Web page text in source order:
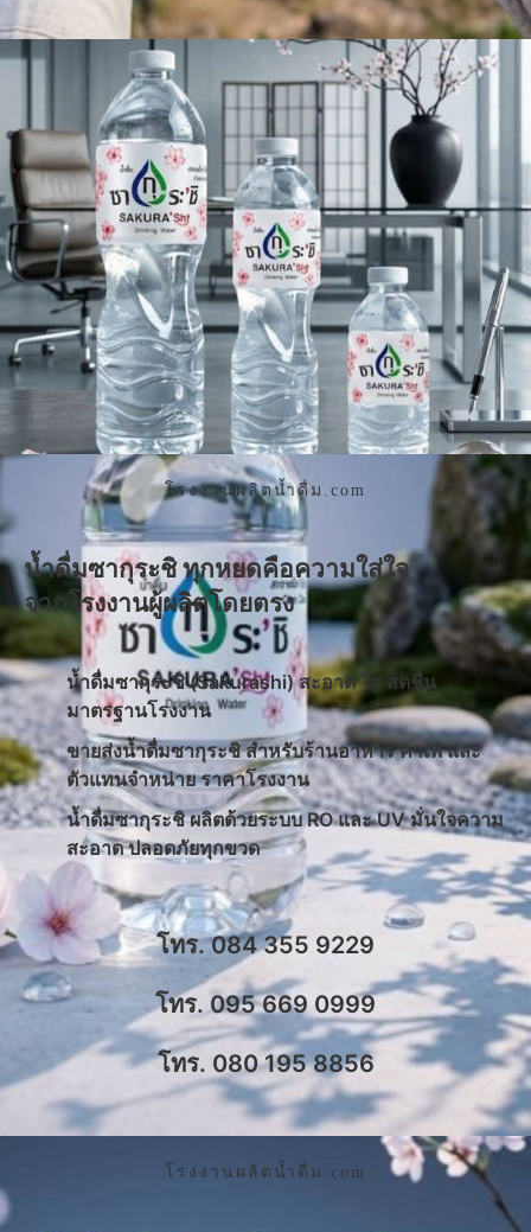
โรงงานผลิตน้ำดื่ม.com
น้ำดื่มซากุระชิ ทุกหยดคือความใส่ใจ
จากโรงงานผู้ผลิตโดยตรง
น้ำดื่มซากุระชิ (Sakurashi) สะอาด ใส สดชื่น
มาตรฐานโรงงาน
ขายส่งน้ำดื่มซากุระชิ สำหรับร้านอาหาร คาเฟ่ และ
ตัวแทนจำหน่าย ราคาโรงงาน
น้ำดื่มซากุระชิ ผลิตด้วยระบบ RO และ UV มั่นใจความ
สะอาด ปลอดภัยทุกขวด
โทร. 084 355 9229
โทร. 095 669 0999
โทร. 080 195 8856
โรงงานผลิตน้ำดื่ม.com